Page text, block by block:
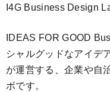
I4G Business Design
IDEAS FOR GOOD
シャルグッドなアイデ
が運営する、企業や自
ボです。